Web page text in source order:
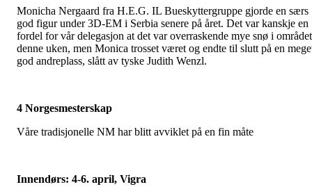
Monicha Nergaard fra H.E.G. IL Bueskyttergruppe gjorde en særs
god figur under 3D-EM i Serbia senere på året. Det var kanskje en
fordel for vår delegasjon at det var overraskende mye snø i området
denne uken, men Monica trosset været og endte til slutt på en
god andreplass, slått av tyske Judith Wenzl.
4 Norgesmesterskap
Våre tradisjonelle NM har blitt avviklet på en fin måte
Innendørs: 4-6. april, Vigra